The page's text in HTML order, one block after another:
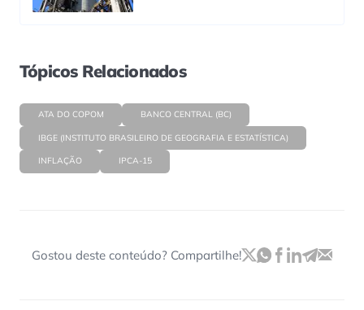
Tópicos Relacionados
ATA DO COPOM BANCO CENTRAL (BC)
IBGE (INSTITUTO BRASILEIRO DE GEOGRAFIA E ESTATÍSTICA)
INFLAÇÃO IPCA-15
Gostou deste conteúdo? Compartilhe!